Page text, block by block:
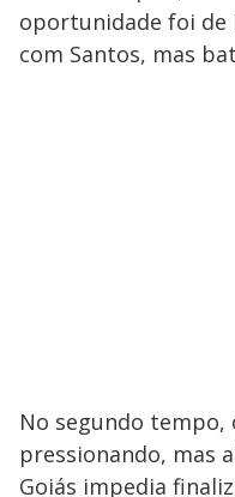
oportunidade foi de
com Santos, mas
No segundo tempo,
pressionando, mas
Goiás impedia